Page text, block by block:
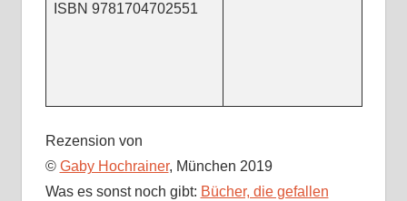
ISBN 9781704702551
Rezension von
© Gaby Hochrainer, München 2019
Was es sonst noch gibt: Bücher, die gefallen